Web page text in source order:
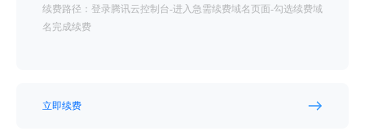
续费路径：登录腾讯云控制台-进入急需续费域名页面-勾选续费域
名完成续费
立即续费